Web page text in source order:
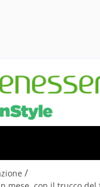
/